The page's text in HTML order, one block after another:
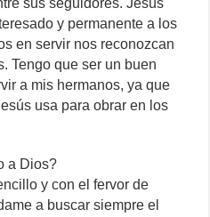
sus seguidores. Jesús
y permanente a los
en servir nos reconozcan
Tengo que ser un buen
a mis hermanos, ya que
usa para obrar en los
a Dios?
y con el fervor de
a buscar siempre el